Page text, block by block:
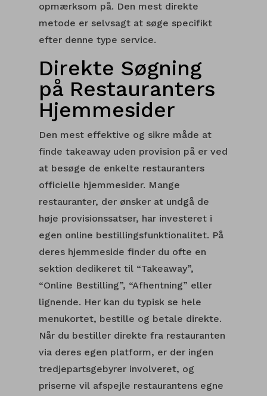
opmærksom på. Den mest direkte
metode er selvsagt at søge specifikt
efter denne type service.
Direkte Søgning
på Restauranters
Hjemmesider
Den mest effektive og sikre måde at
finde takeaway uden provision på er ved
at besøge de enkelte restauranters
officielle hjemmesider. Mange
restauranter, der ønsker at undgå de
høje provisionssatser, har investeret i
egen online bestillingsfunktionalitet. På
deres hjemmeside finder du ofte en
sektion dedikeret til “Takeaway”,
“Online Bestilling”, “Afhentning” eller
lignende. Her kan du typisk se hele
menukortet, bestille og betale direkte.
Når du bestiller direkte fra restauranten
via deres egen platform, er der ingen
tredjepartsgebyrer involveret, og
priserne vil afspejle restaurantens egne